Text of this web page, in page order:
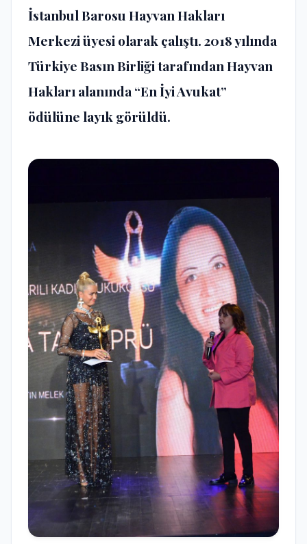
İstanbul Barosu Hayvan Hakları
Merkezi üyesi olarak çalıştı. 2018 yılında
Türkiye Basın Birliği tarafından Hayvan
Hakları alanında “En İyi Avukat”
ödülüne layık görüldü.